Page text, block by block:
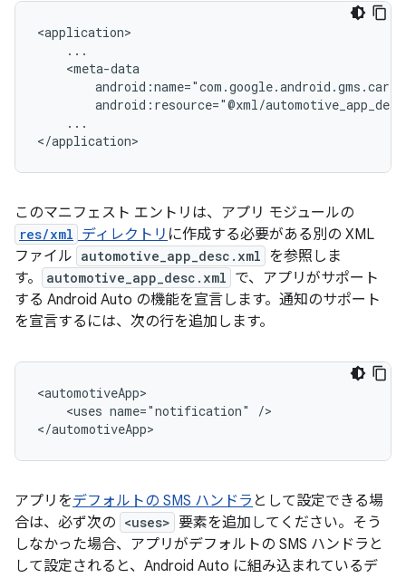
...
このマニフェスト エントリは、アプリ モジュールの
res/xml ディレクトリ に作成する必要がある別の XML
ファイル automotive_app_desc.xml を参照しま
す。
automotive_app_desc.xml で、アプリがサポート
する Android Auto の機能を宣言します。通知のサポート
を宣言するには、次の行を追加します。
<uses name="notification"
/>
アプリをデフォルトの SMS ハンドラ として設定できる場
合は、必ず次の <uses> 要素を追加してください。そう
しなかった場合、アプリがデフォルトの SMS ハンドラと
して設定されると、Android Auto に組み込まれているデ